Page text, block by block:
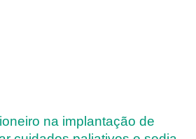
na implantação de